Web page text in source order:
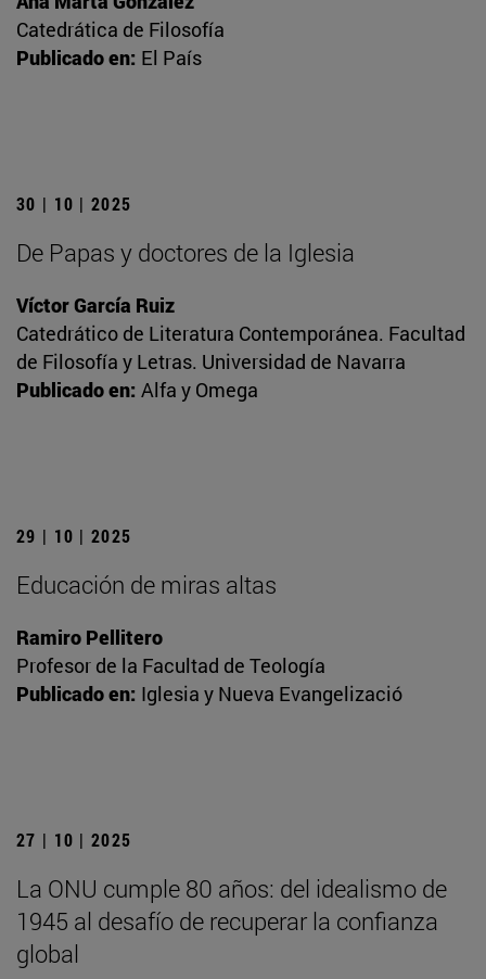
Catedrática de Filosofía
Publicado en: El País
30 | 10 | 2025
De Papas y doctores de la Iglesia
Víctor García Ruiz
Catedrático de Literatura Contemporánea. Facultad
de Filosofía y Letras. Universidad de Navarra
Publicado en: Alfa y Omega
29 | 10 | 2025
Educación de miras altas
Ramiro Pellitero
Profesor de la Facultad de Teología
Publicado en: Iglesia y Nueva Evangelizació
27 | 10 | 2025
La ONU cumple 80 años: del idealismo de
1945 al desafío de recuperar la confianza
global